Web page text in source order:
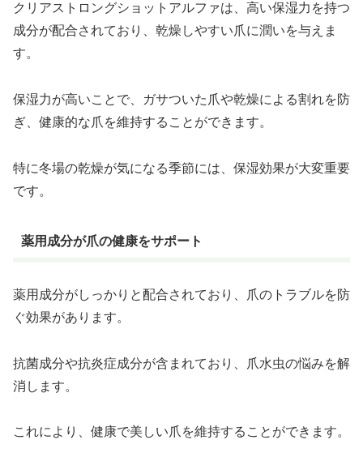
クリアストロングショットアルファは、高い保湿力を持つ
成分が配合されており、乾燥しやすい爪に潤いを与えま
す。
保湿力が高いことで、ガサついた爪や乾燥による割れを防
ぎ、健康的な爪を維持することができます。
特に冬場の乾燥が気になる季節には、保湿効果が大変重要
です。
薬用成分が爪の健康をサポート
薬用成分がしっかりと配合されており、爪のトラブルを防
ぐ効果があります。
抗菌成分や抗炎症成分が含まれており、爪水虫の悩みを解
消します。
これにより、健康で美しい爪を維持することができます。